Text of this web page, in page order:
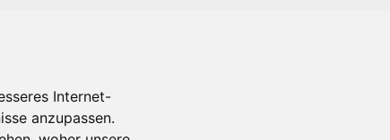
Internet-
anzupassen.
Es gibt uns auch in